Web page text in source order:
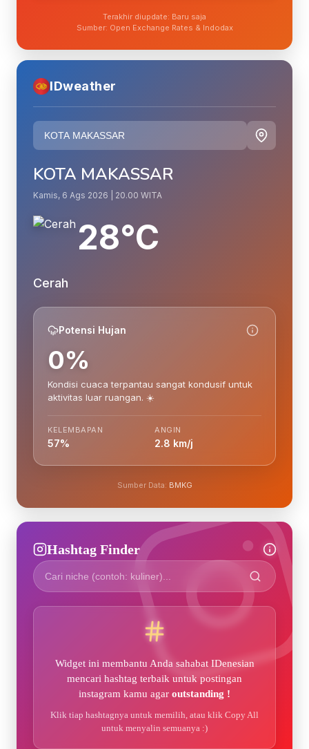
Terakhir diupdate: Baru saja
Sumber: Open Exchange Rates & Indodax
IDweather
KOTA MAKASSAR
Kamis, 6 Ags 2026 | 20.00 WITA
28°C
Cerah
Potensi Hujan
0%
Kondisi cuaca terpantau sangat kondusif untuk
aktivitas luar ruangan. ☀️
KELEMBAPAN
57%
ANGIN
2.8 km/j
Sumber Data: BMKG
Hashtag Finder
Widget ini membantu Anda sahabat IDenesian
mencari hashtag terbaik untuk postingan
instagram kamu agar outstanding !
Klik tiap hashtagnya untuk memilih, atau klik Copy All
untuk menyalin semuanya :)